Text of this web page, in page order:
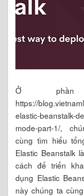
Ở
https://
elastic-beanstalk-
mode-part-1/,
cùng tìm hiểu
Elastic Beanstalk
cách để triển
dụng Elastic
này chúng ta